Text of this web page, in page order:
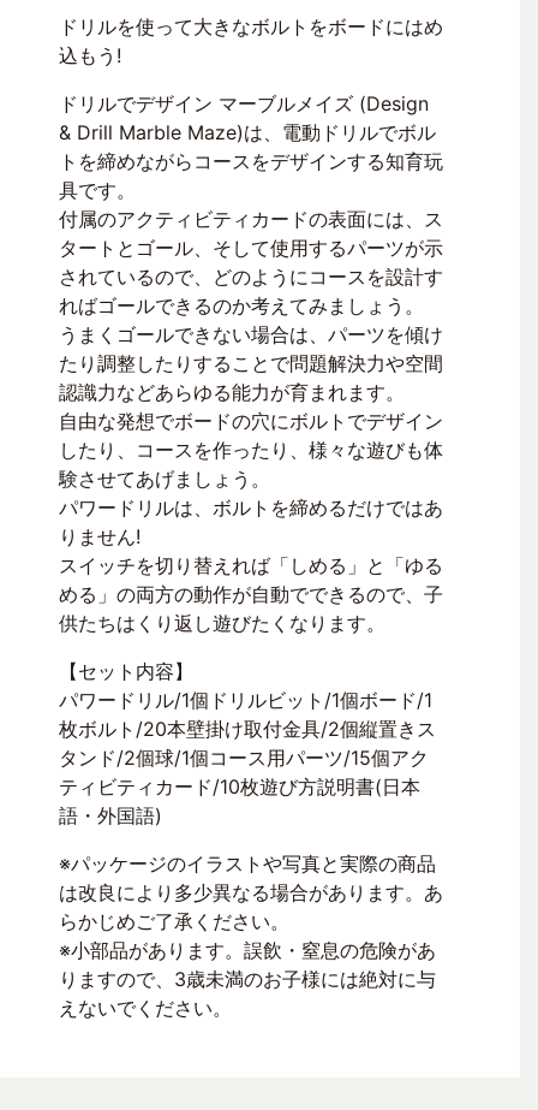
ドリルを使って大きなボルトをボードにはめ
込もう!
ドリルでデザイン マーブルメイズ (Design
& Drill Marble Maze)は、電動ドリルでボル
トを締めながらコースをデザインする知育玩
具です。
付属のアクティビティカードの表面には、ス
タートとゴール、そして使用するパーツが示
されているので、どのようにコースを設計す
ればゴールできるのか考えてみましょう。
うまくゴールできない場合は、パーツを傾け
たり調整したりすることで問題解決力や空間
認識力などあらゆる能力が育まれます。
自由な発想でボードの穴にボルトでデザイン
したり、コースを作ったり、様々な遊びも体
験させてあげましょう。
パワードリルは、ボルトを締めるだけではあ
りません!
スイッチを切り替えれば「しめる」と「ゆる
める」の両方の動作が自動でできるので、子
供たちはくり返し遊びたくなります。
【セット内容】
パワードリル/1個ドリルビット/1個ボード/1
枚ボルト/20本壁掛け取付金具/2個縦置きス
タンド/2個球/1個コース用パーツ/15個アク
ティビティカード/10枚遊び方説明書(日本
語・外国語)
※パッケージのイラストや写真と実際の商品
は改良により多少異なる場合があります。あ
らかじめご了承ください。
※小部品があります。誤飲・窒息の危険があ
りますので、3歳未満のお子様には絶対に与
えないでください。